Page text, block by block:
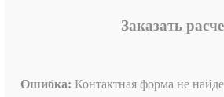
Заказать
Ошибка: Контактная форма не